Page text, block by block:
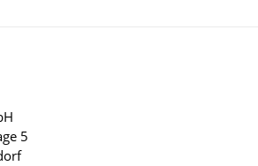
5